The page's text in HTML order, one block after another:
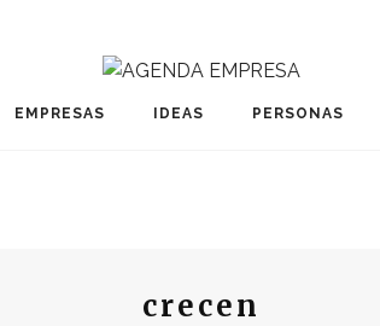
EMPRESAS IDEAS PERSONAS
crecen